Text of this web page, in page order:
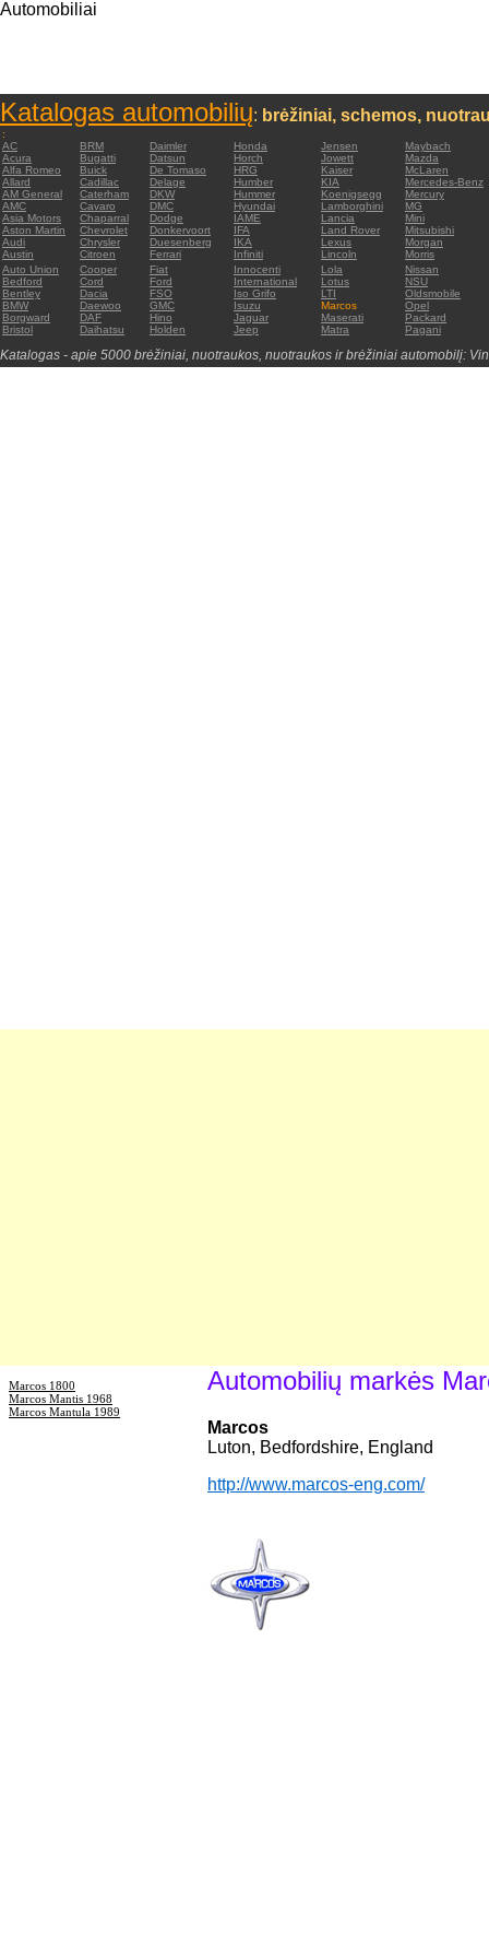
Automobiliai
Katalogas automobilių: brėžiniai, schemos,
:
AC
BRM Daimler Honda Jensen
Maybach
Acura
Bugatti Datsun Horch Jowett
Mazda
Alfa Romeo
Buick De Tomaso HRG Kaiser
McLaren
Allard
Cadillac Delage Humber KIA
Mercedes-Benz
AM General
Caterham DKW Hummer Koenigsegg
Mercury
AMC
Cavaro DMC Hyundai Lamborghini
MG
Asia Motors
Chaparral Dodge IAME Lancia
Mini
Aston Martin
Chevrolet Donkervoort IFA Land Rover
Mitsubishi
Audi
Chrysler Duesenberg IKA Lexus
Morgan
Austin
Citroen Ferrari Infiniti Lincoln
Morris
Auto Union
Cooper Fiat Innocenti Lola
Nissan
Bedford
Cord Ford International Lotus
NSU
Bentley
Dacia FSO Iso Grifo LTI
Oldsmobile
BMW
Daewoo GMC Isuzu Marcos
Opel
Borgward
DAF Hino Jaguar Maserati
Packard
Bristol
Daihatsu Holden Jeep Matra Pagani
Katalogas - apie 5000 brėžiniai, nuotraukos, nuotraukos ir brėžiniai automobilį:
Marcos 1800
Marcos Mantis 1968
Marcos Mantula 1989
Automobilių markės
Marcos
Luton, Bedfordshire, England
http://www.marcos-eng.com/